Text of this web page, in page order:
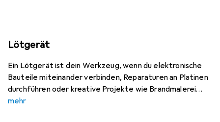
Lötgerät
Ein Lötgerät ist dein Werkzeug, wenn du elektronische
Bauteile miteinander verbinden, Reparaturen an Platinen
durchführen oder kreative Projekte wie Brandmalerei
mehr